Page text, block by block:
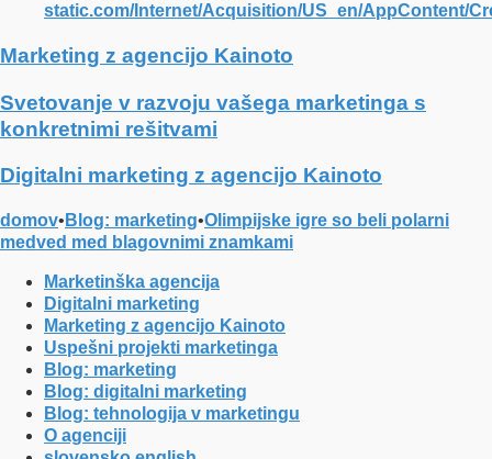
static.com/Internet/Acquisition/US_en/AppContent/
Marketing z agencijo Kainoto
Svetovanje v razvoju vašega marketinga s
konkretnimi rešitvami
Digitalni marketing z agencijo Kainoto
domov• Blog: marketing•Olimpijske igre so beli polarni
medved med blagovnimi znamkami
Marketinška agencija
Digitalni marketing
Marketing z agencijo Kainoto
Uspešni projekti marketinga
Blog: marketing
Blog: digitalni marketing
Blog: tehnologija v marketingu
O agenciji